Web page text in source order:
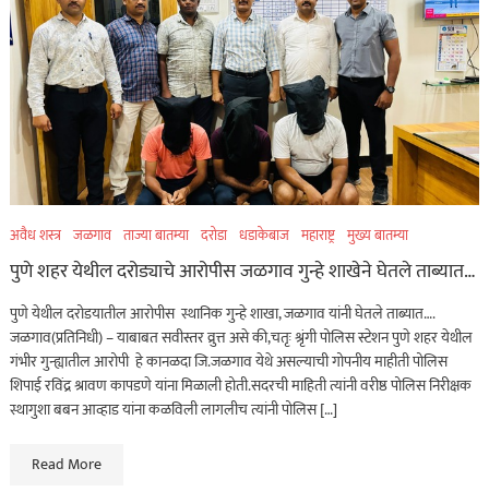
अवैध शस्त्र जळगाव ताज्या बातम्या दरोडा धडाकेबाज महाराष्ट्र मुख्य बातम्या
पुणे शहर येथील दरोड्याचे आरोपीस जळगाव गुन्हे शाखेने घेतले ताब्यात…
पुणे येथील दरोडयातील आरोपीस स्थानिक गुन्हे शाखा, जळगाव यांनी घेतले ताब्यात….
जळगाव(प्रतिनिधी) – याबाबत सवीस्तर व्रुत्त असे की,चतृः श्रृंगी पोलिस स्टेशन पुणे शहर येथील
गंभीर गुन्ह्यातील आरोपी हे कानळदा जि.जळगाव येथे असल्याची गोपनीय माहीती पोलिस
शिपाई रविंद्र श्रावण कापडणे यांना मिळाली होती.सदरची माहिती त्यांनी वरीष्ठ पोलिस निरीक्षक
स्थागुशा बबन आव्हाड यांना कळविली लागलीच त्यांनी पोलिस […]
Read More